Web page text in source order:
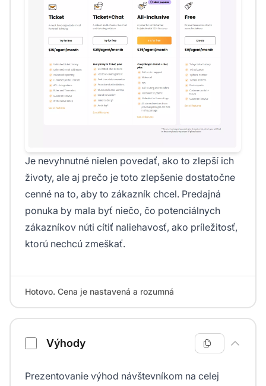
Je nevyhnutné nielen povedať, ako to zlepší ich
životy, ale aj prečo je toto zlepšenie dostatočne
cenné na to, aby to zákazník chcel. Predajná
ponuka by mala byť niečo, čo potenciálnych
zákazníkov núti cítiť naliehavosť, ako príležitosť,
ktorú nechcú zmeškať.
Hotovo. Cena je nastavená a rozumná
Výhody
Prezentovanie výhod návštevníkom na celej